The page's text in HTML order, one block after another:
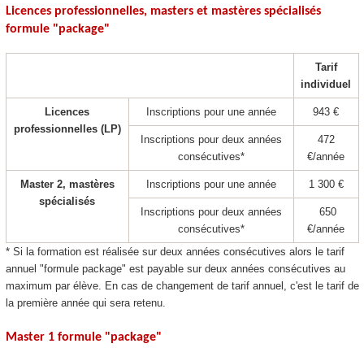
Licences professionnelles, masters et mastères spécialisés
formule "package"
Tarif
individuel
Licences
professionnelles (LP)
Inscriptions pour une année 943 €
Inscriptions pour deux années
consécutives*
472
€/année
Master 2, mastères
spécialisés
Inscriptions pour une année 1 300 €
Inscriptions pour deux années
consécutives*
650
€/année
* Si la formation est réalisée sur deux années consécutives alors le tarif
annuel "formule package" est payable sur deux années consécutives au
maximum par élève. En cas de changement de tarif annuel, c'est le tarif de
la première année qui sera retenu.
Master 1 formule "package"